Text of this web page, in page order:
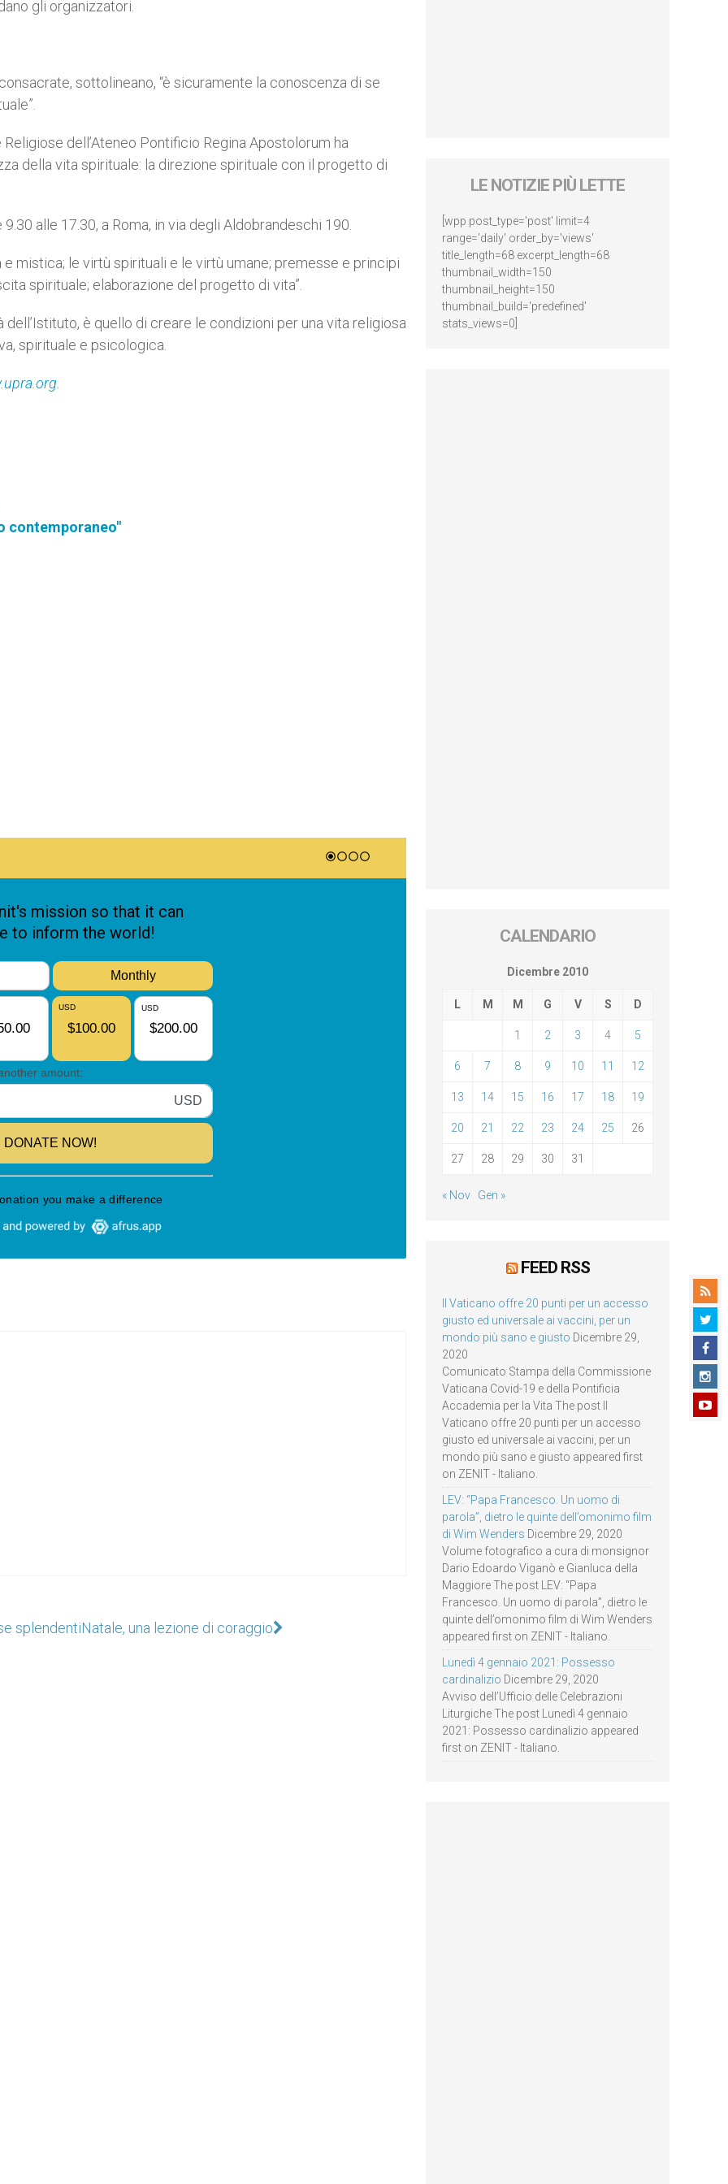
gli organizzatori.
sottolineano, “è sicuramente la conoscenza di se
dell’Ateneo Pontificio Regina Apostolorum ha
della vita spirituale: la direzione spirituale con il progetto di
alle 17.30, a Roma, in via degli Aldobrandeschi 190.
mistica; le virtù spirituali e le virtù umane; premesse e principi
spirituale; elaborazione del progetto di vita”.
è quello di creare le condizioni per una vita religiosa
spirituale e psicologica.
contemporaneo"
splendentiNatale, una lezione di coraggio
LE NOTIZIE PIÙ LETTE
[wpp post_type='post' limit=4
range='daily' order_by='views'
title_length=68 excerpt_length=68
thumbnail_width=150
thumbnail_height=150
thumbnail_build='predefined'
stats_views=0]
CALENDARIO
Dicembre 2010
L M M G V S D
1 2 3 4 5
6 7 8 9 10 11 12
13 14 15 16 17 18 19
20 21 22 23 24 25 26
27 28 29 30 31
« Nov Gen »
FEED RSS
Il Vaticano offre 20 punti per un accesso
giusto ed universale ai vaccini, per un
mondo più sano e giusto Dicembre 29,
2020
Comunicato Stampa della Commissione
Vaticana Covid-19 e della Pontificia
Accademia per la Vita The post Il
Vaticano offre 20 punti per un accesso
giusto ed universale ai vaccini, per un
mondo più sano e giusto appeared first
on ZENIT - Italiano.
LEV: “Papa Francesco. Un uomo di
parola”, dietro le quinte dell’omonimo film
di Wim Wenders Dicembre 29, 2020
Volume fotografico a cura di monsignor
Dario Edoardo Viganò e Gianluca della
Maggiore The post LEV: “Papa
Francesco. Un uomo di parola”, dietro le
quinte dell’omonimo film di Wim Wenders
appeared first on ZENIT - Italiano.
Lunedì 4 gennaio 2021: Possesso
cardinalizio Dicembre 29, 2020
Avviso dell’Ufficio delle Celebrazioni
Liturgiche The post Lunedì 4 gennaio
2021: Possesso cardinalizio appeared
first on ZENIT - Italiano.